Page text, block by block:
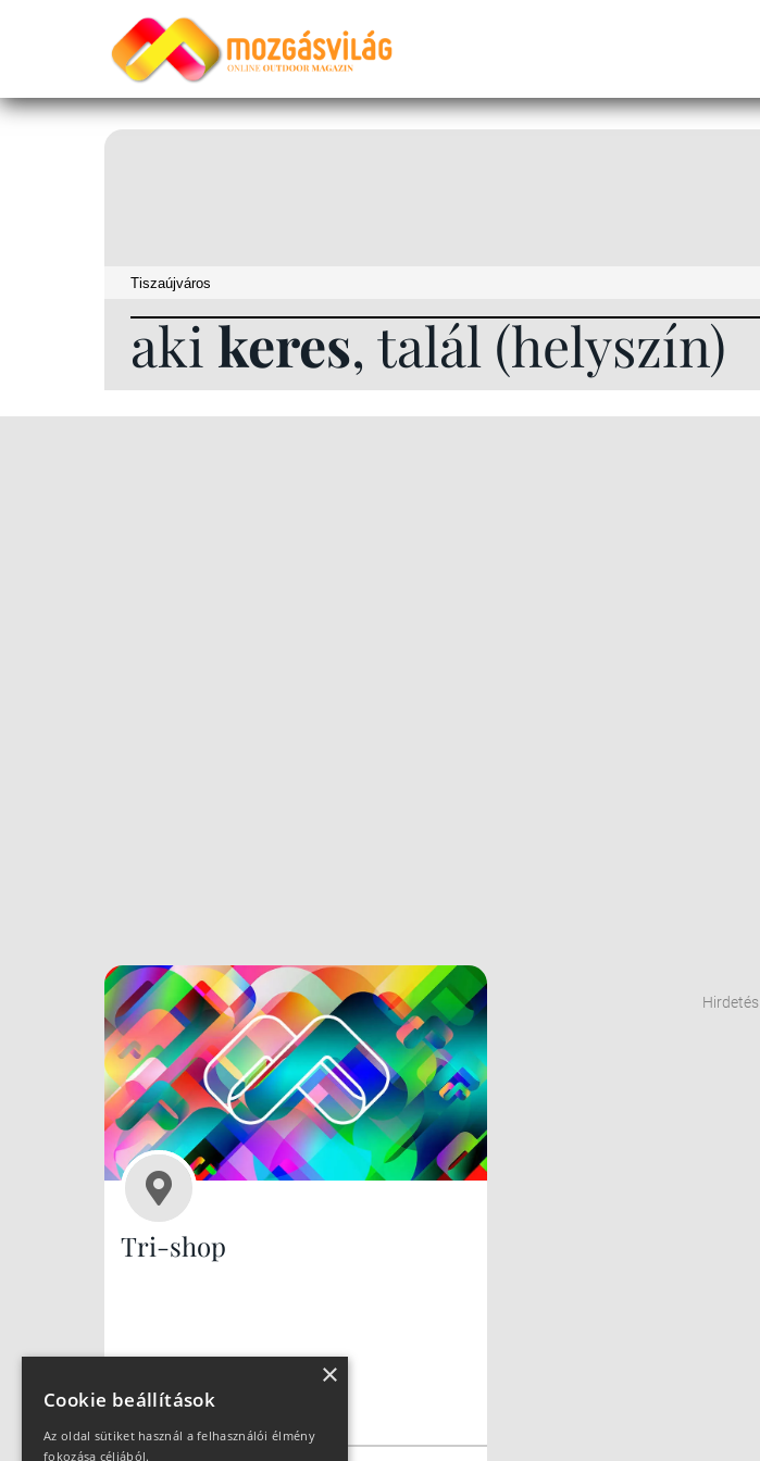
aki keres, talál (helyszín)
Tri-shop
Hirdetés
×
Cookie beállítások
Az oldal sütiket használ a felhasználói élmény
fokozása céljából.